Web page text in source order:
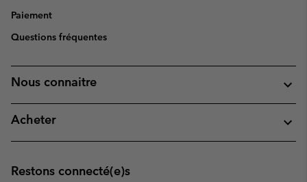
Paiement
Questions fréquentes
Nous connaitre
Acheter
Restons connecté(e)s